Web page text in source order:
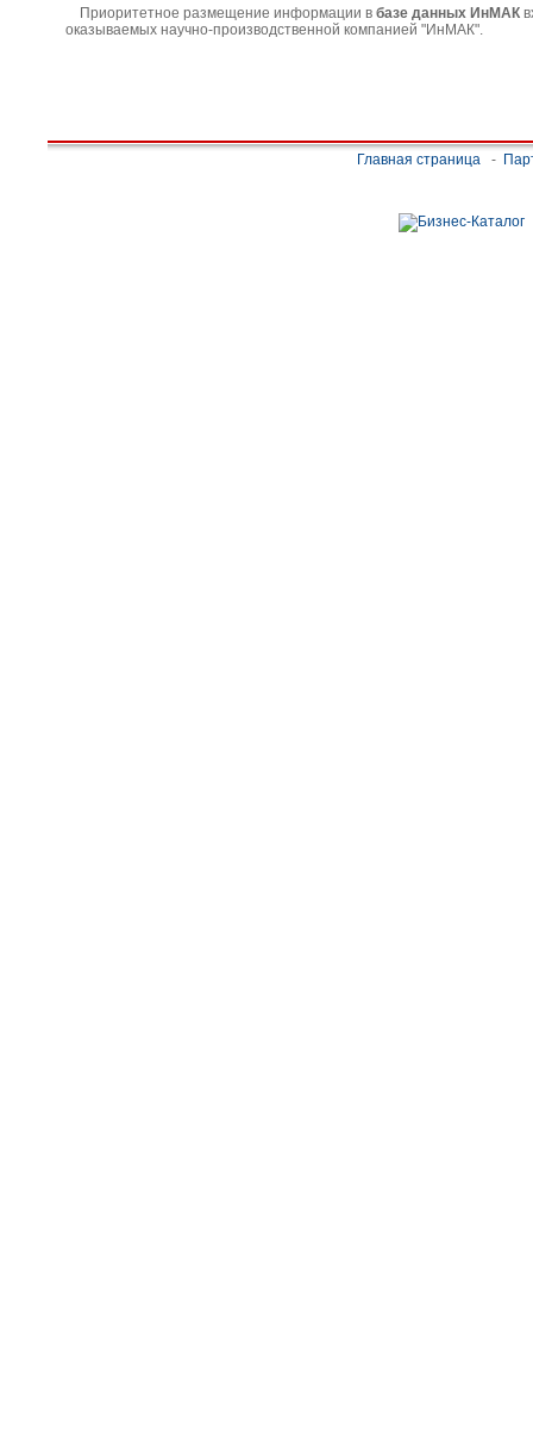
Приоритетное размещение информации в базе данных ИнМАК
оказываемых научно-производственной компанией "ИнМАК".
Главная страница-